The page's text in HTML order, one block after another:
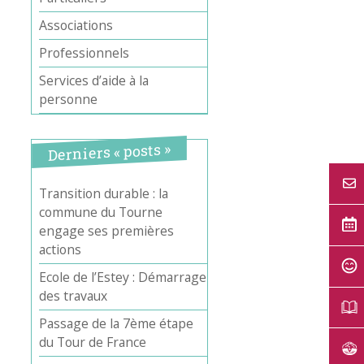
Associations
Professionnels
Services d’aide à la
personne
Derniers « posts »
Transition durable : la
commune du Tourne
engage ses premières
actions
Ecole de l’Estey : Démarrage
des travaux
Passage de la 7ème étape
du Tour de France